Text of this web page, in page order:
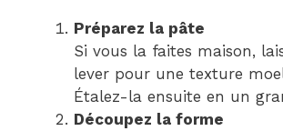
Préparez la pâte
Si vous la faites maison,
lever pour une texture
Étalez-la ensuite en un
Découpez la forme